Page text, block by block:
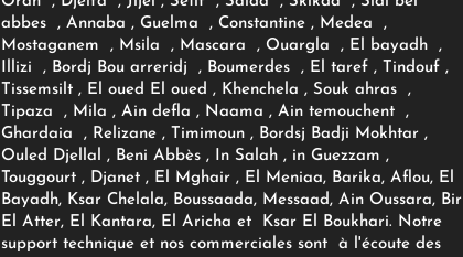
abbes , Annaba , Guelma , Constantine , Medea ,
Mostaganem , Msila , Mascara , Ouargla , El bayadh ,
Illizi , Bordj Bou arreridj , Boumerdes , El taref , Tindouf ,
Tissemsilt , El oued El oued , Khenchela , Souk ahras ,
Tipaza , Mila , Ain defla , Naama , Ain temouchent ,
Ghardaia , Relizane , Timimoun , Bordsj Badji Mokhtar ,
Ouled Djellal , Beni Abbès , In Salah , in Guezzam ,
Touggourt , Djanet , El Mghair , El Meniaa, Barika, Aflou, El
Bayadh, Ksar Chelala, Boussaada, Messaad, Ain Oussara, Bir
El Atter, El Kantara, El Aricha et Ksar El Boukhari. Notre
support technique et nos commerciales sont à l'écoute des